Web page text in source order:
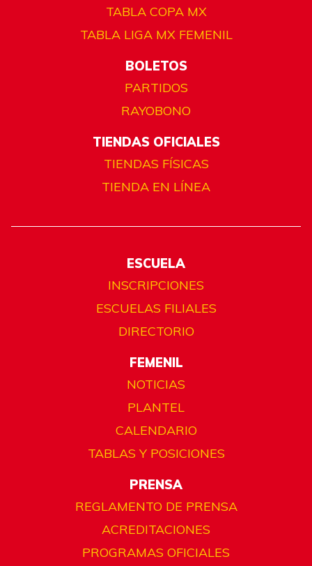
TABLA COPA MX
TABLA LIGA MX FEMENIL
BOLETOS
PARTIDOS
RAYOBONO
TIENDAS OFICIALES
TIENDAS FÍSICAS
TIENDA EN LÍNEA
ESCUELA
INSCRIPCIONES
ESCUELAS FILIALES
DIRECTORIO
FEMENIL
NOTICIAS
PLANTEL
CALENDARIO
TABLAS Y POSICIONES
PRENSA
REGLAMENTO DE PRENSA
ACREDITACIONES
PROGRAMAS OFICIALES